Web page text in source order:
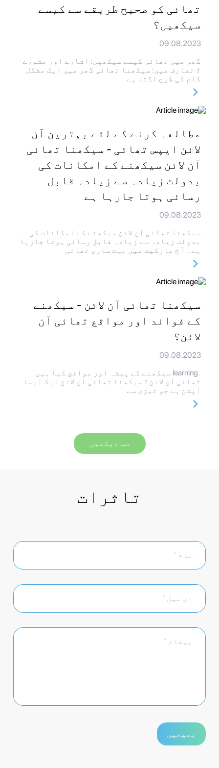
تھائی کو صحیح طریقے سے کیسے
سیکھیں؟
09.08.2023
گھر میں تھائی کیسے سیکھیں: اشارے اور مشورے
؛ تعارف میں: سیکھنا تھائی گھر میں ایک مشکل
کام کی طرح لگتا ہے
مطالعہ کرنے کے لئے بہترین آن
لائن ایپس تھائی - سیکھنا تھائی
آن لائن سیکھنے کے امکانات کی
بدولت زیادہ سے زیادہ قابل
رسائی ہوتا جارہا ہے
09.08.2023
سیکھنا تھائی آن لائن سیکھنے کے امکانات کی
بدولت زیادہ سے زیادہ قابل رسائی ہوتا جارہا
ہے۔ آج مارکیٹ میں بہت ساری تھائی
سیکھنا تھائی آن لائن - سیکھنے
کے فوائد اور مواقع تھائی آن
لائن؟
09.08.2023
learning سیکھنے کے پیشہ اور موافق کیا ہیں
تھائی آن لائن؟ سیکھنا تھائی آن لائن ایک ایسا
آپشن ہے جو تیزی سے
سب دیکھیں
تاثرات